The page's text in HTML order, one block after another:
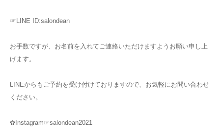
☞LINE ID:salondean
お手数ですが、お名前を入れてご連絡いただけますようお願い申し上
げます。
LINEからもご予約を受け付けておりますので、お気軽にお問い合わせ
ください。
✿Instagram☞salondean2021